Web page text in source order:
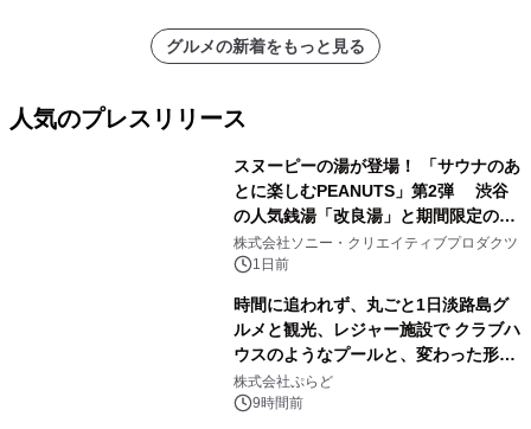
グルメの新着をもっと見る
人気のプレスリリース
スヌーピーの湯が登場！ 「サウナのあ
とに楽しむPEANUTS」第2弾 渋谷
の人気銭湯「改良湯」と期間限定のコ
ラボレーション サウナイキタイコラ
ボグッズも発売決定！
株式会社ソニー・クリエイティブプロダクツ
1日前
時間に追われず、丸ごと1日淡路島グ
ルメと観光、レジャー施設で クラブハ
ウスのようなプールと、変わった形の
サウナも 「THE BOXY AWAJI」のお
得な素泊まり連泊プランで
株式会社ぷらど
9時間前